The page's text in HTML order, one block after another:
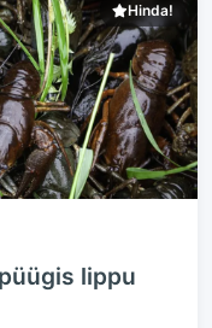
Hinda!
lippu